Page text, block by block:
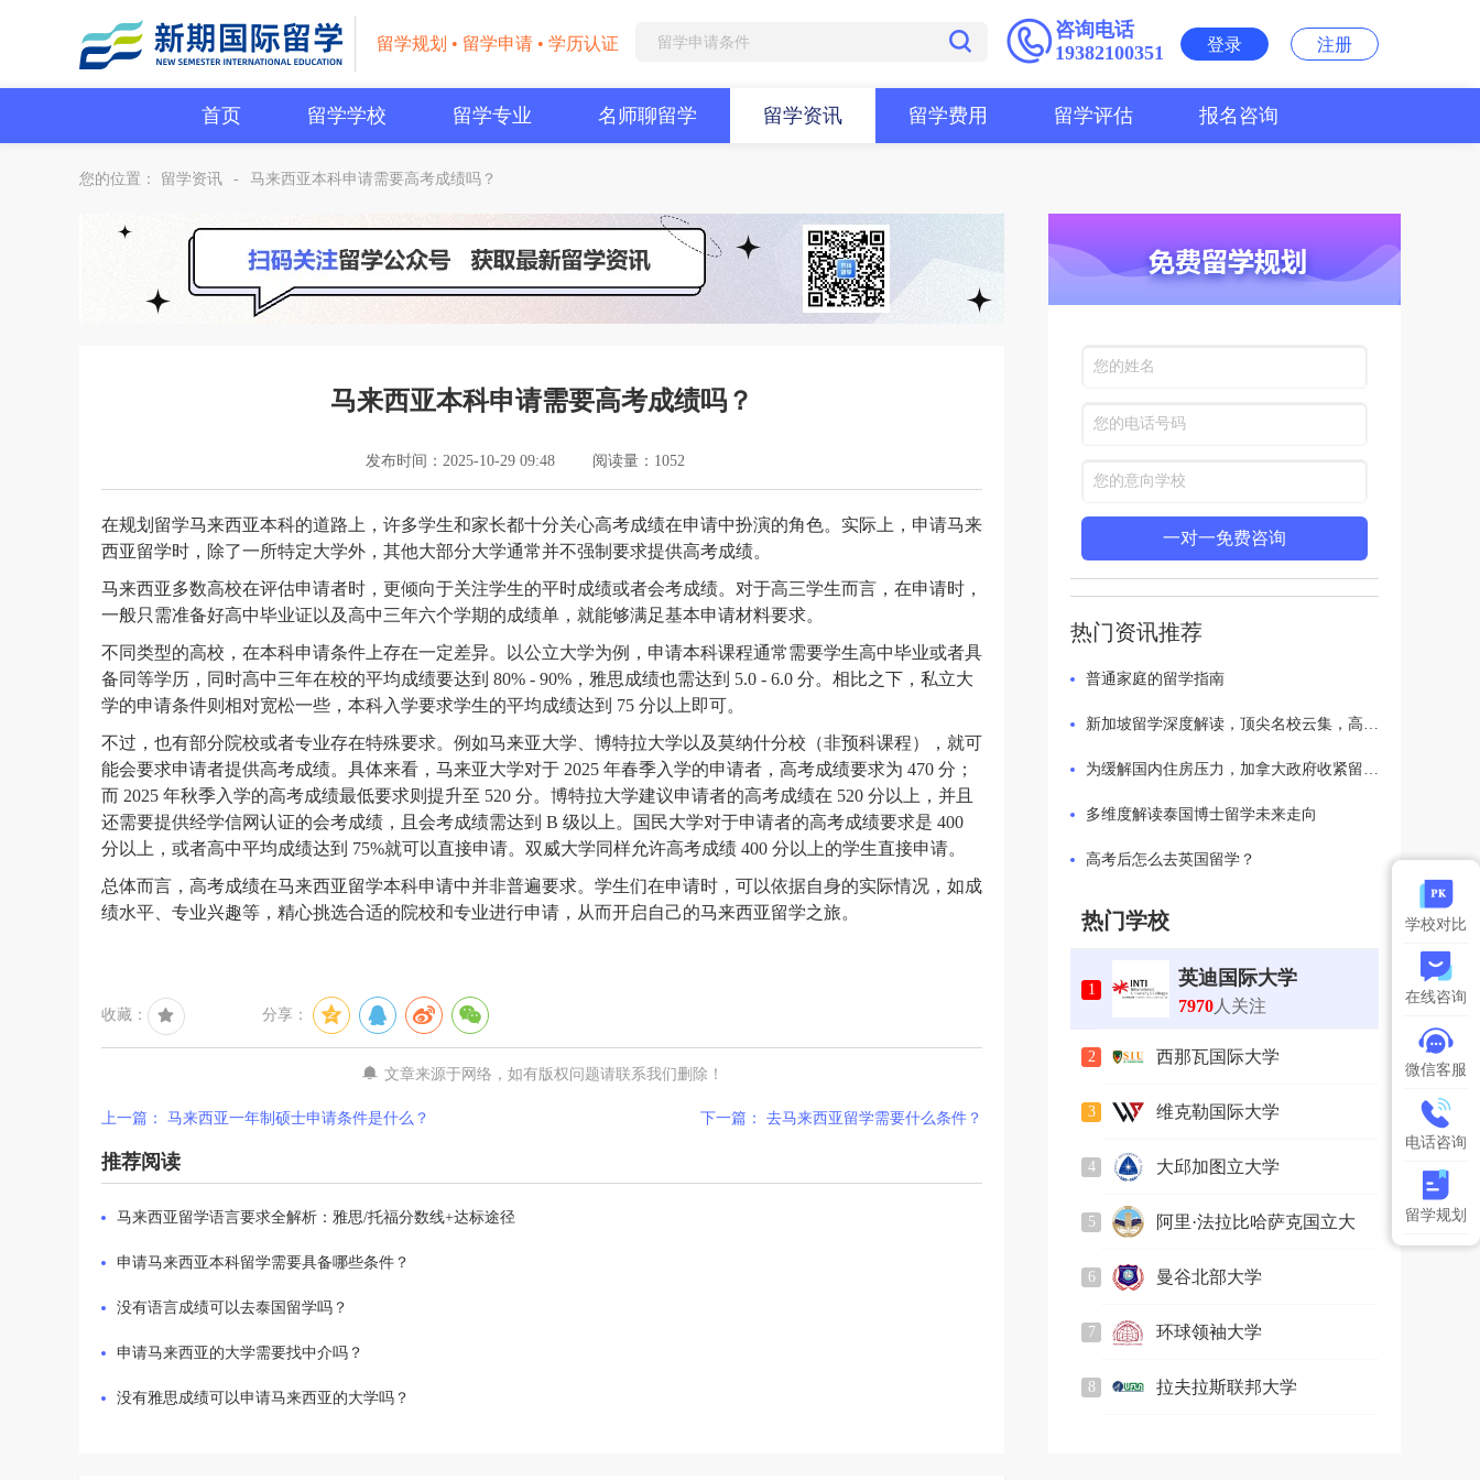
留学规划 • 留学申请 • 学历认证
咨询电话
19382100351
登录 注册
首页 留学学校 留学专业 名师聊留学 留学资讯 留学费用 留学评估 报名咨询
您的位置： 留学资讯 - 马来西亚本科申请需要高考成绩吗？
马来西亚本科申请需要高考成绩吗？
发布时间：2025-10-29 09:48 阅读量：1052
在规划留学马来西亚本科的道路上，许多学生和家长都十分关心高考成绩在申请中扮演的角色。实际上，申请马来
西亚留学时，除了一所特定大学外，其他大部分大学通常并不强制要求提供高考成绩。
马来西亚多数高校在评估申请者时，更倾向于关注学生的平时成绩或者会考成绩。对于高三学生而言，在申请时，
一般只需准备好高中毕业证以及高中三年六个学期的成绩单，就能够满足基本申请材料要求。
不同类型的高校，在本科申请条件上存在一定差异。以公立大学为例，申请本科课程通常需要学生高中毕业或者具
备同等学历，同时高中三年在校的平均成绩要达到 80% - 90%，雅思成绩也需达到 5.0 - 6.0 分。相比之下，私立大
学的申请条件则相对宽松一些，本科入学要求学生的平均成绩达到 75 分以上即可。
不过，也有部分院校或者专业存在特殊要求。例如马来亚大学、博特拉大学以及莫纳什分校（非预科课程），就可
能会要求申请者提供高考成绩。具体来看，马来亚大学对于 2025 年春季入学的申请者，高考成绩要求为 470 分；
而 2025 年秋季入学的高考成绩最低要求则提升至 520 分。博特拉大学建议申请者的高考成绩在 520 分以上，并且
还需要提供经学信网认证的会考成绩，且会考成绩需达到 B 级以上。国民大学对于申请者的高考成绩要求是 400
分以上，或者高中平均成绩达到 75%就可以直接申请。双威大学同样允许高考成绩 400 分以上的学生直接申请。
总体而言，高考成绩在马来西亚留学本科申请中并非普遍要求。学生们在申请时，可以依据自身的实际情况，如成
绩水平、专业兴趣等，精心挑选合适的院校和专业进行申请，从而开启自己的马来西亚留学之旅。
收藏： 分享：
文章来源于网络，如有版权问题请联系我们删除！
上一篇： 马来西亚一年制硕士申请条件是什么？ 下一篇： 去马来西亚留学需要什么条件？
推荐阅读
马来西亚留学语言要求全解析：雅思/托福分数线+达标途径
申请马来西亚本科留学需要具备哪些条件？
没有语言成绩可以去泰国留学吗？
申请马来西亚的大学需要找中介吗？
没有雅思成绩可以申请马来西亚的大学吗？
一对一免费咨询
热门资讯推荐
普通家庭的留学指南
新加坡留学深度解读，顶尖名校云集，高端留学优质之选
为缓解国内住房压力，加拿大政府收紧留学生政策
多维度解读泰国博士留学未来走向
高考后怎么去英国留学？
热门学校
1 英迪国际大学
7970 人关注
2
西那瓦国际大学
3
维克勒国际大学
4
大邱加图立大学
5
阿里·法拉比哈萨克国立大
6
曼谷北部大学
7
环球领袖大学
8
拉夫拉斯联邦大学
学校对比
在线咨询
微信客服
电话咨询
留学规划